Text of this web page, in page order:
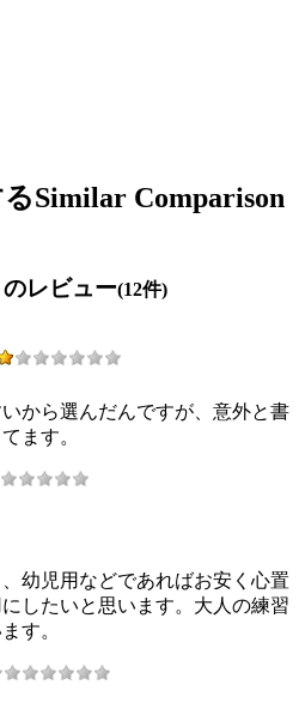
Similar Comparison
レビュー(12件)
から選んだんですが、意外と書
ます。
幼児用などであればお安く心置
したいと思います。大人の練習
す。